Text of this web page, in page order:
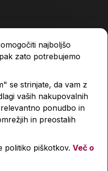
najboljšo
zato potrebujemo
se strinjate, da vam z
vaših nakupovalnih
ponudbo in
in preostalih
politiko piškotkov. Več o